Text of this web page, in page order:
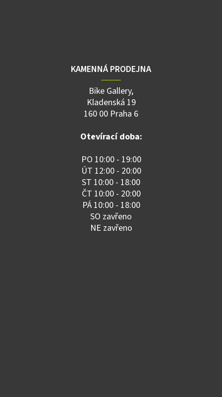
KAMENNÁ PRODEJNA
Bike Gallery,
Kladenská 19
160 00 Praha 6
Otevírací doba:
PO 10:00 - 19:00
ÚT 12:00 - 20:00
ST 10:00 - 18:00
ČT 10:00 - 20:00
PÁ 10:00 - 18:00
SO zavřeno
NE zavřeno